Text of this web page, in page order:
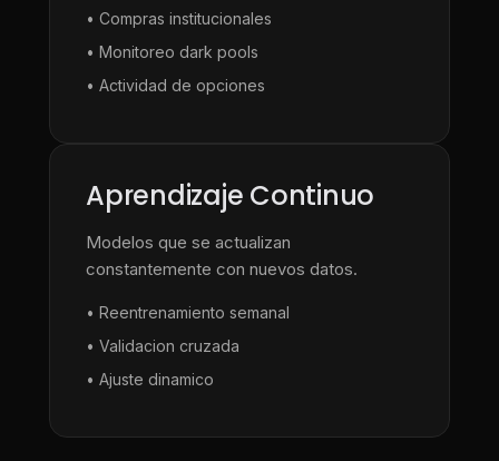
• Compras institucionales
• Monitoreo dark pools
• Actividad de opciones
Aprendizaje Continuo
Modelos que se actualizan
constantemente con nuevos datos.
• Reentrenamiento semanal
• Validacion cruzada
• Ajuste dinamico